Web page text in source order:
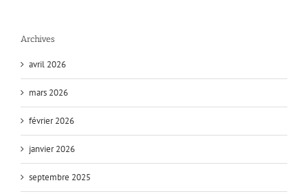
Archives
avril 2026
mars 2026
février 2026
janvier 2026
septembre 2025